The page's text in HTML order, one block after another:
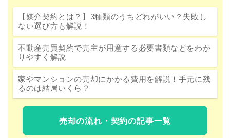
【媒介契約とは？】3種類のうちどれがいい？失敗し
ない選び方も解説！
不動産売買契約で売主が用意する必要書類などをわか
りやすく解説
家やマンションの売却にかかる費用を解説！手元に残
るのは結局いくら？
売却の流れ・契約の記事一覧